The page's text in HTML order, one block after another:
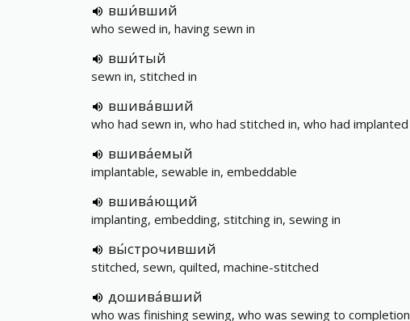
вши́вший
who sewed in, having sewn in
вши́тый
sewn in, stitched in
вшива́вший
who had sewn in, who had stitched in, who had implanted
вшива́емый
implantable, sewable in, embeddable
вшива́ющий
implanting, embedding, stitching in, sewing in
вы́строчивший
stitched, sewn, quilted, machine-stitched
дошива́вший
who was finishing sewing, who was sewing to completion